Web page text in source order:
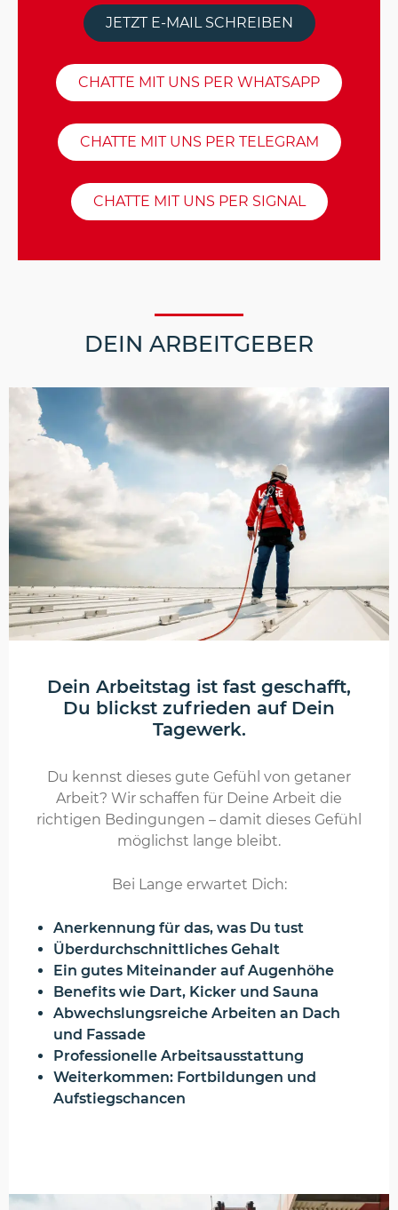
JETZT E-MAIL SCHREIBEN
CHATTE MIT UNS PER WHATSAPP
CHATTE MIT UNS PER TELEGRAM
CHATTE MIT UNS PER SIGNAL
DEIN ARBEITGEBER
Dein Arbeitstag ist fast geschafft,
Du blickst zufrieden auf Dein
Tagewerk.
Du kennst dieses gute Gefühl von getaner
Arbeit? Wir schaffen für Deine Arbeit die
richtigen Bedingungen – damit dieses Gefühl
möglichst lange bleibt.
Bei Lange erwartet Dich:
Anerkennung für das, was Du tust
Überdurchschnittliches Gehalt
Ein gutes Miteinander auf Augenhöhe
Benefits wie Dart, Kicker und Sauna
Abwechslungsreiche Arbeiten an Dach
und Fassade
Professionelle Arbeitsausstattung
Weiterkommen: Fortbildungen und
Aufstiegschancen